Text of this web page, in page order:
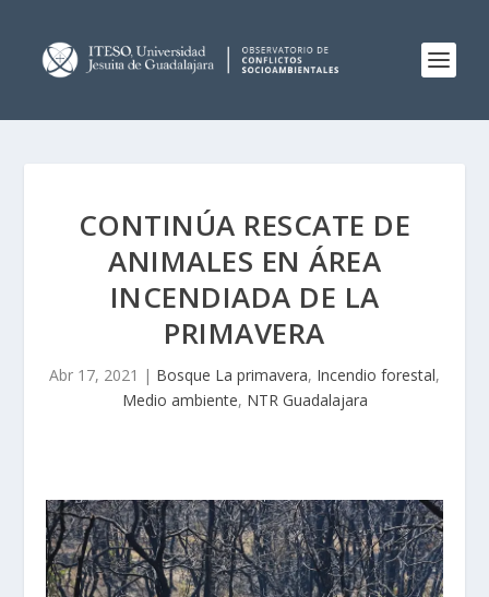
CONTINÚA RESCATE DE
ANIMALES EN ÁREA
INCENDIADA DE LA
PRIMAVERA
Abr 17, 2021 | Bosque La primavera, Incendio forestal,
Medio ambiente, NTR Guadalajara